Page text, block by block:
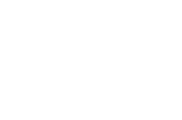
てください。最新すぎ